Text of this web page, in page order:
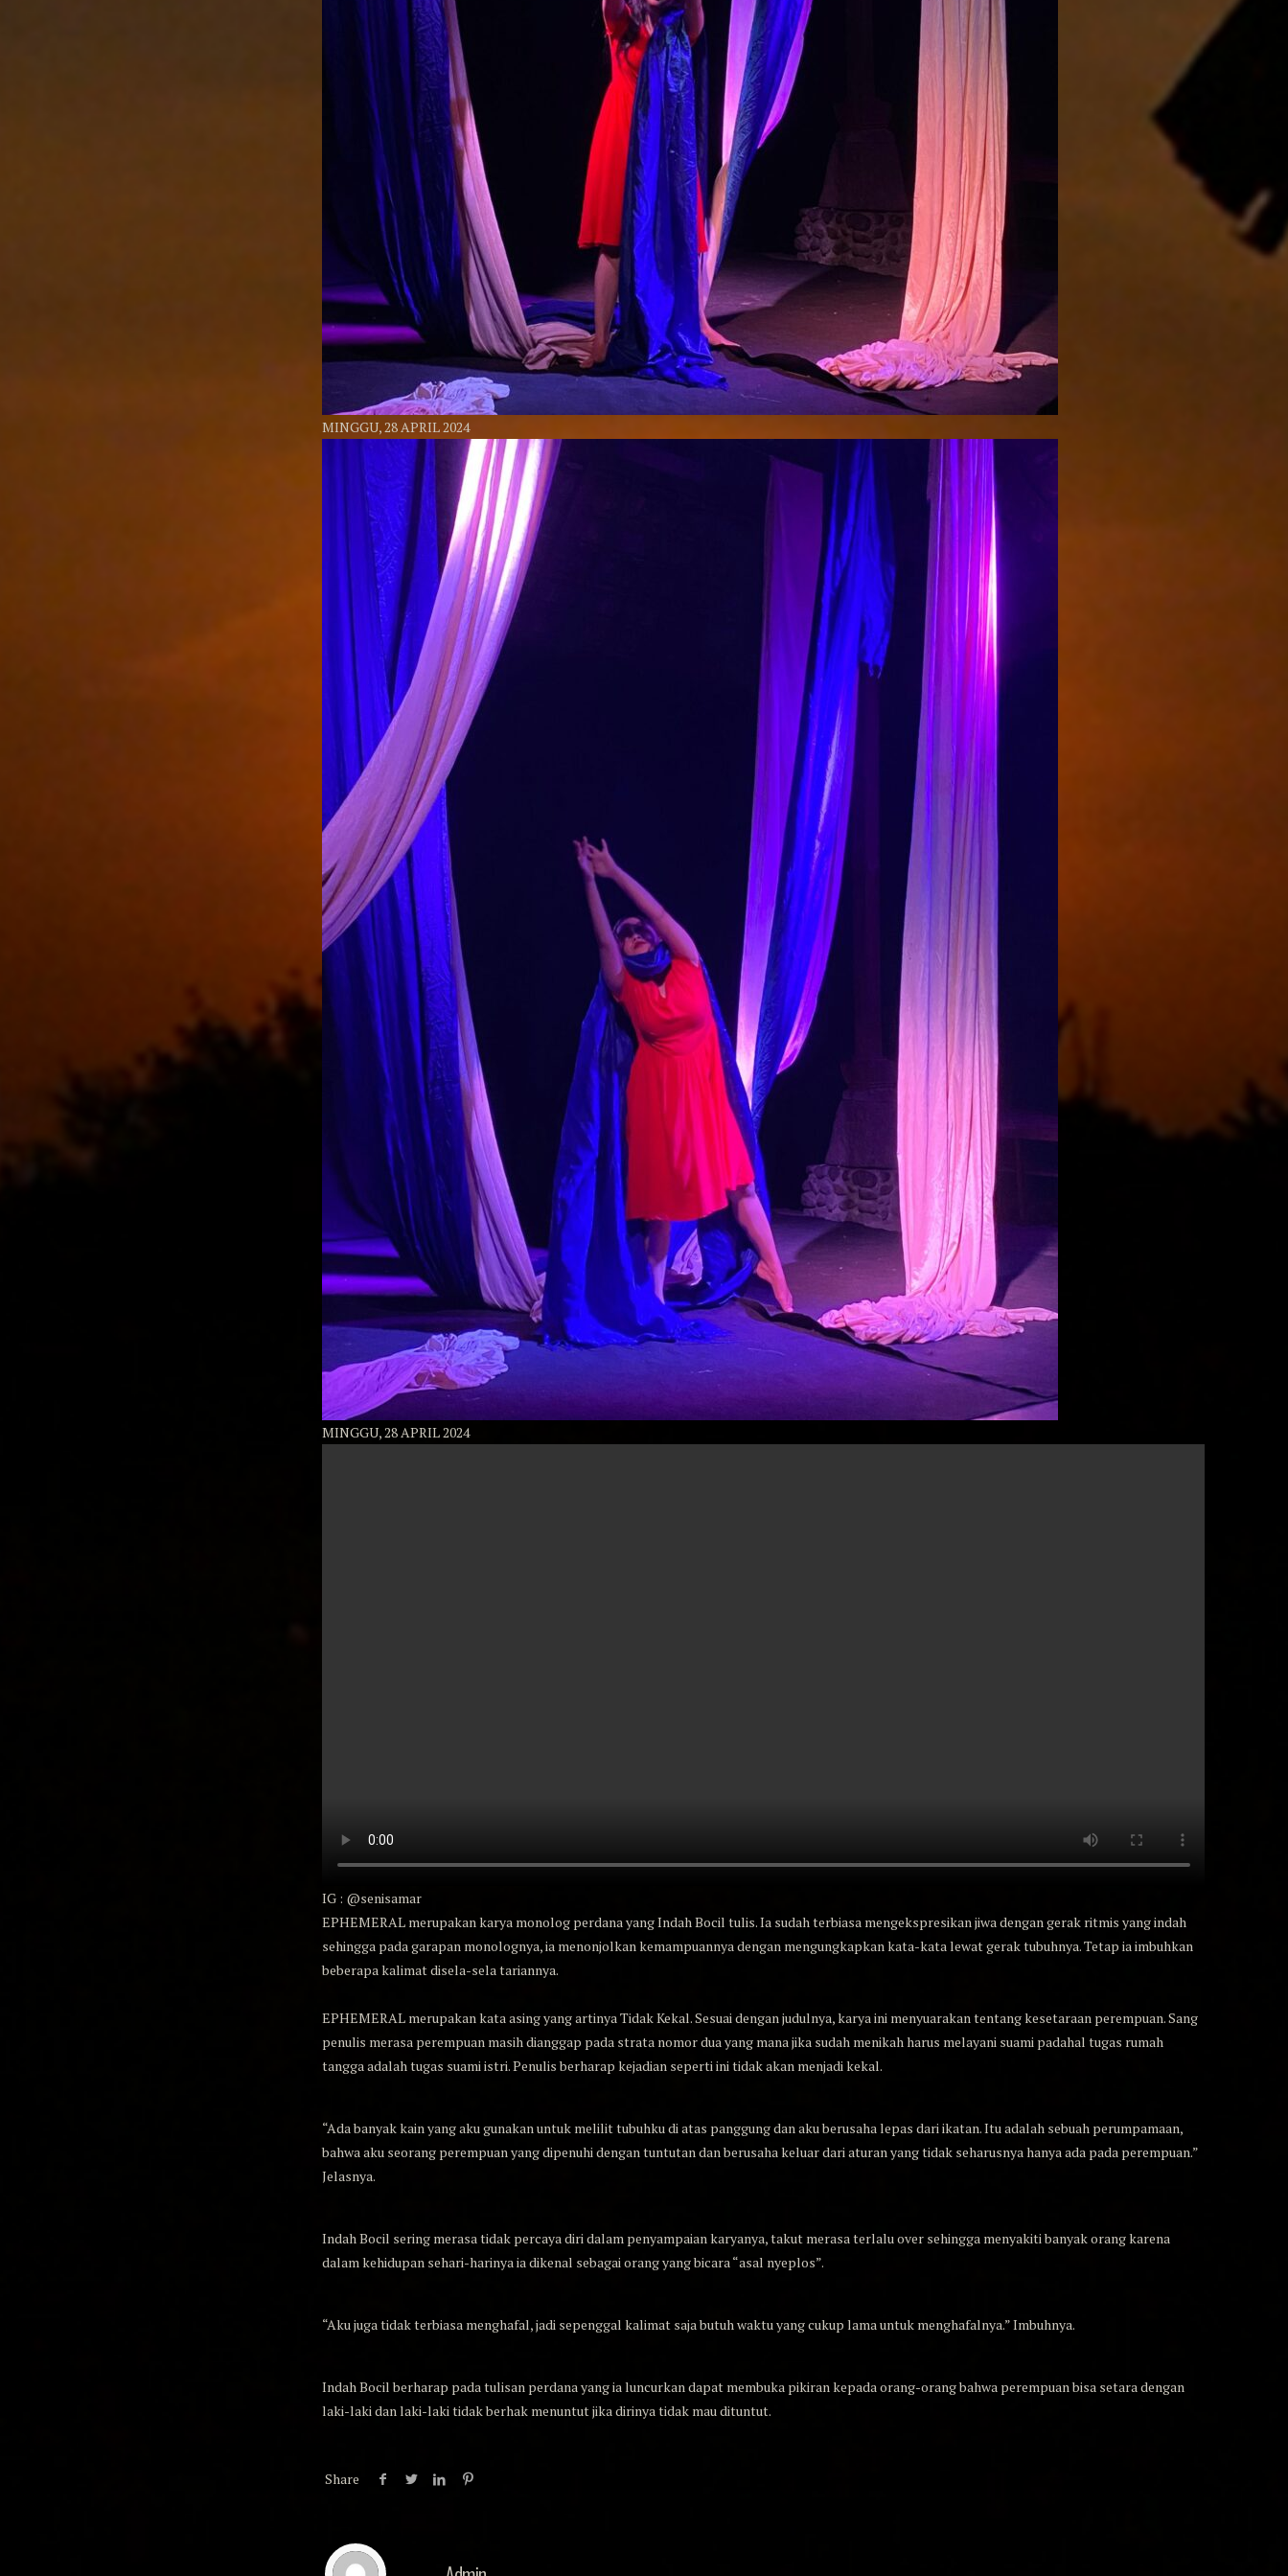
MINGGU, 28 APRIL 2024
MINGGU, 28 APRIL 2024
IG : @senisamar
EPHEMERAL merupakan karya monolog perdana yang Indah Bocil tulis. Ia sudah terbiasa mengekspresikan jiwa dengan gerak ritmis yang indah
sehingga pada garapan monolognya, ia menonjolkan kemampuannya dengan mengungkapkan kata-kata lewat gerak tubuhnya. Tetap ia imbuhkan
beberapa kalimat disela-sela tariannya.
EPHEMERAL merupakan kata asing yang artinya Tidak Kekal. Sesuai dengan judulnya, karya ini menyuarakan tentang kesetaraan perempuan. Sang
penulis merasa perempuan masih dianggap pada strata nomor dua yang mana jika sudah menikah harus melayani suami padahal tugas rumah
tangga adalah tugas suami istri. Penulis berharap kejadian seperti ini tidak akan menjadi kekal.
“Ada banyak kain yang aku gunakan untuk melilit tubuhku di atas panggung dan aku berusaha lepas dari ikatan. Itu adalah sebuah perumpamaan,
bahwa aku seorang perempuan yang dipenuhi dengan tuntutan dan berusaha keluar dari aturan yang tidak seharusnya hanya ada pada perempuan.”
Jelasnya.
Indah Bocil sering merasa tidak percaya diri dalam penyampaian karyanya, takut merasa terlalu over sehingga menyakiti banyak orang karena
dalam kehidupan sehari-harinya ia dikenal sebagai orang yang bicara “asal nyeplos”.
“Aku juga tidak terbiasa menghafal, jadi sepenggal kalimat saja butuh waktu yang cukup lama untuk menghafalnya.” Imbuhnya.
Indah Bocil berharap pada tulisan perdana yang ia luncurkan dapat membuka pikiran kepada orang-orang bahwa perempuan bisa setara dengan
laki-laki dan laki-laki tidak berhak menuntut jika dirinya tidak mau dituntut.
Share